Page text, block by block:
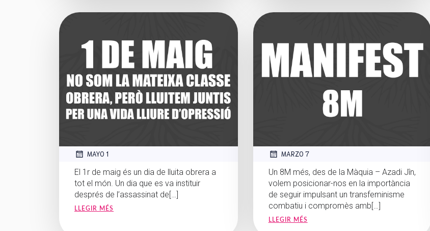
MAYO 1
El 1r de maig és un dia de lluita obrera a
tot el món. Un dia que es va instituir
després de l’assassinat de[…]
LLEGIR MÉS
MARZO 7
Un 8M més, des de la Màquia – Azadi Jîn,
volem posicionar-nos en la importància
de seguir impulsant un transfeminisme
combatiu i compromès amb[…]
LLEGIR MÉS